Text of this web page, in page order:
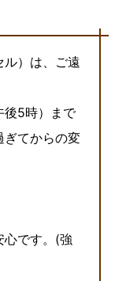
ル）は、ご遠
後5時）まで
ぎてからの変
心です。(強